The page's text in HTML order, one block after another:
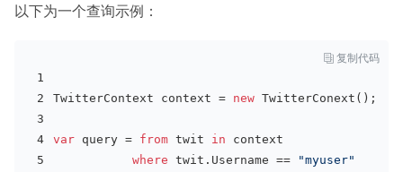
以下为一个查询示例：
 复制代码
TwitterContext context = new TwitterConext();
var query = from twit in context
where twit.Username ==
"myuser"